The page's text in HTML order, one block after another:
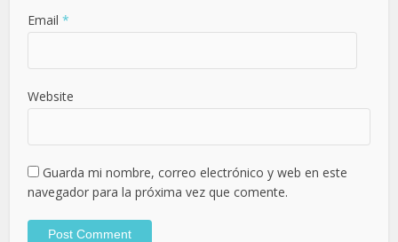
Email *
Website
Guarda mi nombre, correo electrónico y web en este
navegador para la próxima vez que comente.